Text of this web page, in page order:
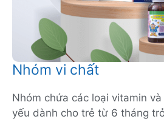
Nhóm vi chất
Nhóm chứa các loại vitamin
yếu dành cho trẻ từ 6 tháng